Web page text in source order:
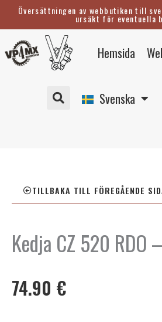
Hoppa
innehåll
Översättningen av webbutiken till
ursäkt för eventuella
Hemsida
Svenska
English
Deutsch
TILLBAKA TILL FÖREGÅENDE
Kedja CZ 520 RDO
74.90 €